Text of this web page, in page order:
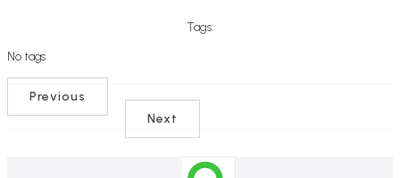
Tags:
No tags
Previous
Next